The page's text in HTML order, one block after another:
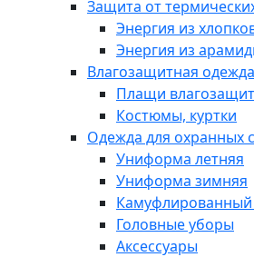
Защита от
Энергия из
Энергия из
Влагозащитная одежда
Плащи
Костюмы, куртки
Одежда для охранных
Униформа летняя
Униформа зимняя
Камуфлированный
Головные уборы
Аксессуары